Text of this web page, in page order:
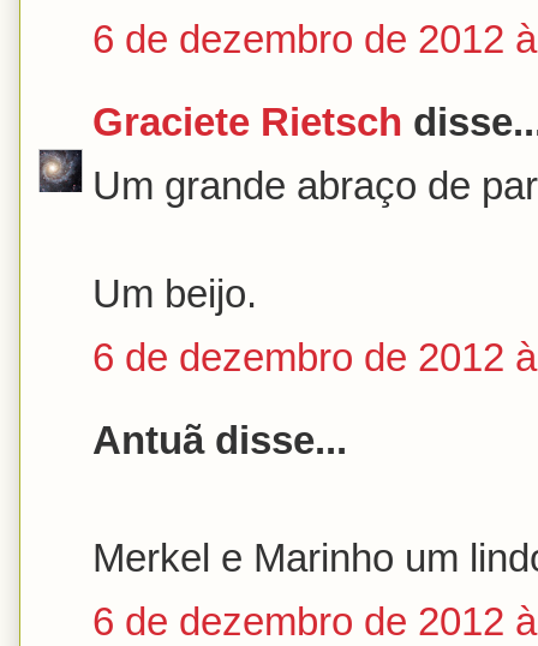
6 de dezembro de 2012
Graciete Rietsch
Um grande abraço de
Um beijo.
6 de dezembro de 2012
Antuã disse...
Merkel e Marinho um
6 de dezembro de 2012